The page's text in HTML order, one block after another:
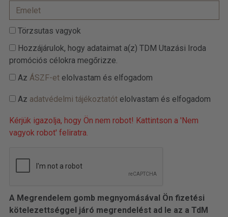
Törzsutas vagyok
Hozzájárulok, hogy adataimat a(z) TDM Utazási Iroda
promóciós célokra megőrizze.
Az ÁSZF-etelolvastam és elfogadom
Az adatvédelmi tájékoztatótelolvastam és elfogadom
Kérjük igazolja, hogy Ön nem robot! Kattintson a 'Nem
vagyok robot' feliratra.
A Megrendelem gomb megnyomásával Ön fizetési
kötelezettséggel járó megrendelést ad le az a TdM